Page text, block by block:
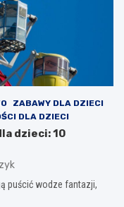
ZABAWY DLA DZIECI
DLA DZIECI
dzieci: 10
puścić wodze fantazji,